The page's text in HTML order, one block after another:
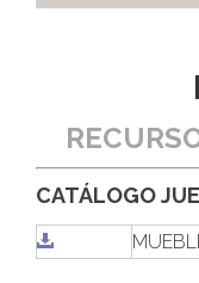
CATÁLOGO